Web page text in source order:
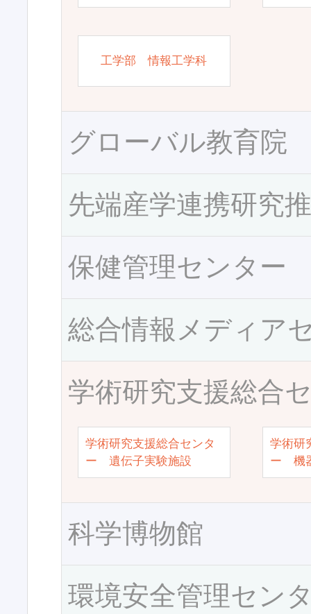
工学部 情報工学科
グローバル教育院
先端産学連携研究
保健管理センター
総合情報メディア
学術研究支援総合
学術研究支援総合センタ
ー 遺伝子実験施設
学術研
ー 機
科学博物館
環境安全管理セン